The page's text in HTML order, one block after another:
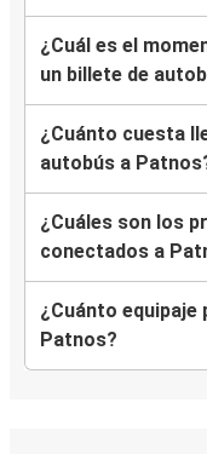
¿Cuál es el
un billete de
¿Cuánto cuesta
autobús a
¿Cuáles son los
conectados a
¿Cuánto equipaje
Patnos?